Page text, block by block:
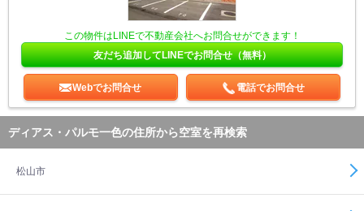
この物件はLINEで不動産会社へお問合せができます！
友だち追加してLINEでお問合せ（無料）
Webでお問合せ 電話でお問合せ
ディアス・パルモ一色の住所から空室を再検索
松山市